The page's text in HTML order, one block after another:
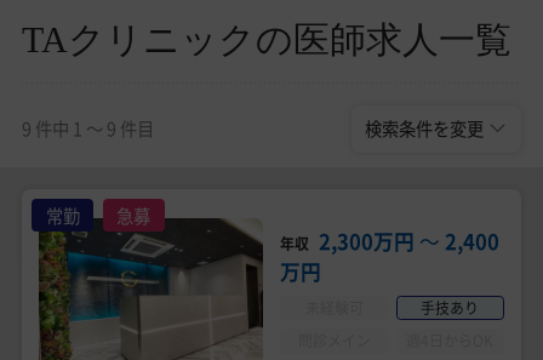
サービス紹介
常勤求人一覧
非常勤・アルバイト求人一覧
美容医療医師の転職お役立ちコンテンツ
TAクリニックの医師求人一覧
9 件中 1 〜 9 件目 検索条件を変更
常勤 急募
年収 2,300万円 〜 2,400
万円
手技あり